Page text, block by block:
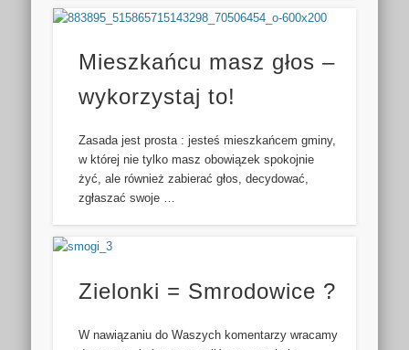
Mieszkańcu masz głos –
wykorzystaj to!
Zasada jest prosta : jesteś mieszkańcem gminy,
w której nie tylko masz obowiązek spokojnie
żyć, ale również zabierać głos, decydować,
zgłaszać swoje …
Zielonki = Smrodowice ?
W nawiązaniu do Waszych komentarzy wracamy